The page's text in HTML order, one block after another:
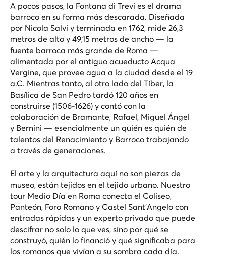
A pocos pasos, la Fontana di Trevi es el drama
barroco en su forma más descarada. Diseñada
por Nicola Salvi y terminada en 1762, mide 26,3
metros de alto y 49,15 metros de ancho — la
fuente barroca más grande de Roma —
alimentada por el antiguo acueducto Acqua
Vergine, que provee agua a la ciudad desde el 19
a.C. Mientras tanto, al otro lado del Tíber, la
Basílica de San Pedro tardó 120 años en
construirse (1506-1626) y contó con la
colaboración de Bramante, Rafael, Miguel Ángel
y Bernini — esencialmente un quién es quién de
talentos del Renacimiento y Barroco trabajando
a través de generaciones.
El arte y la arquitectura aquí no son piezas de
museo, están tejidos en el tejido urbano. Nuestro
tour Medio Día en Roma conecta el Coliseo,
Panteón, Foro Romano y Castel Sant'Angelo con
entradas rápidas y un experto privado que puede
descifrar no solo lo que ves, sino por qué se
construyó, quién lo financió y qué significaba para
los romanos que vivían a su sombra cada día.